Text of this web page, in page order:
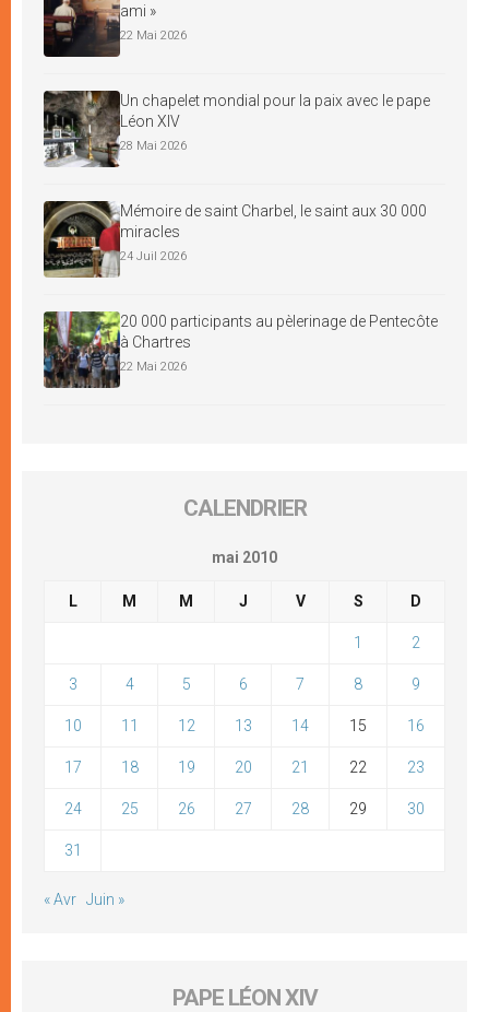
ami »
22 Mai 2026
Un chapelet mondial pour la paix avec le pape
Léon XIV
28 Mai 2026
Mémoire de saint Charbel, le saint aux 30 000
miracles
24 Juil 2026
20 000 participants au pèlerinage de Pentecôte
à Chartres
22 Mai 2026
CALENDRIER
mai 2010
L M M J V S D
1 2
3 4 5 6 7 8 9
10 11 12 13 14 15 16
17 18 19 20 21 22 23
24 25 26 27 28 29 30
31
« Avr Juin »
PAPE LÉON XIV